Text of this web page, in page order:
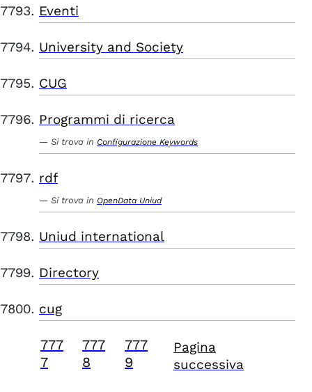
Eventi
University and Society
CUG
Programmi di ricerca
Si trova in Configurazione Keywords
rdf
Si trova in OpenData Uniud
Uniud international
Directory
cug
777
7
777
8
777
9
Pagina
successiva